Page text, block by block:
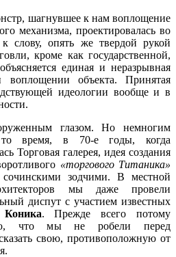
шагнувшее к нам воплощение
механизма, проектировалась во
слову, опять же твердой рукой
кроме как государственной,
единая и неразрывная
воплощении объекта. Принятая
идеологии вообще и в
глазом. Но немногим
время, в 70-е годы, когда
Торговая галерея, идея создания
«торгового Титаника»
сочинскими зодчими. В местной
мы даже провели
диспут с участием известных
Коника. Прежде всего потому
что мы не робели перед
свою, противоположную от